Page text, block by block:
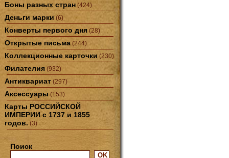
Боны разных стран (424)
Деньги марки (6)
Конверты первого дня (28)
Открытые письма (244)
Коллекционные карточки (230)
Филателия (932)
Антиквариат (297)
Аксессуары (153)
Карты РОССИЙСКОЙ
ИМПЕРИИ с 1737 и 1855
годов. (3)
Поиск